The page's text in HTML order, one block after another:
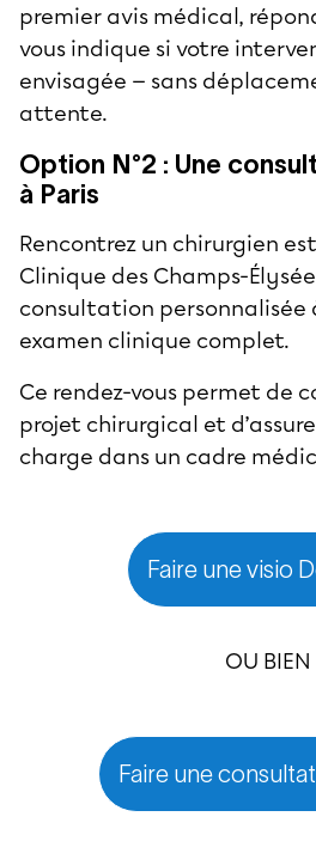
premier avis médical,
vous indique si votre
envisagée — sans
attente.
Option N°2 : Une
à Paris
Rencontrez un chirurgien
Clinique des Champs-
consultation personnalisée
examen clinique complet.
Ce rendez-vous permet de
projet chirurgical et
charge dans un cadre
Faire une visio
OU BIEN
Faire une